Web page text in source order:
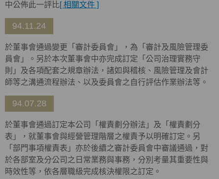
中公佈此一評比[ 相關文件 ]
94.11.24
於董事會通過變更「審計委員會」，為「審計及風險管理委
員會」。另於本次董事會中亦完成訂定「公司治理實務守
則」及各項配套之規章辦法，諸如與稽核、風險管理及會計
師等之溝通流程辦法、以及委員會之自行評估作業辦法等。
94.07.28
於董事會通過訂定本公司「權責劃分辦法」及「權責劃分
表」，就董事會與經營管理階層之權責予以明確訂定。另
「部門事項權責表」亦於後續之審計委員會中審議通過，對
於各部室及分公司之日常業務與事務，分別考量其重要性與
時效性等，依各層職級完成核決權限之訂定。